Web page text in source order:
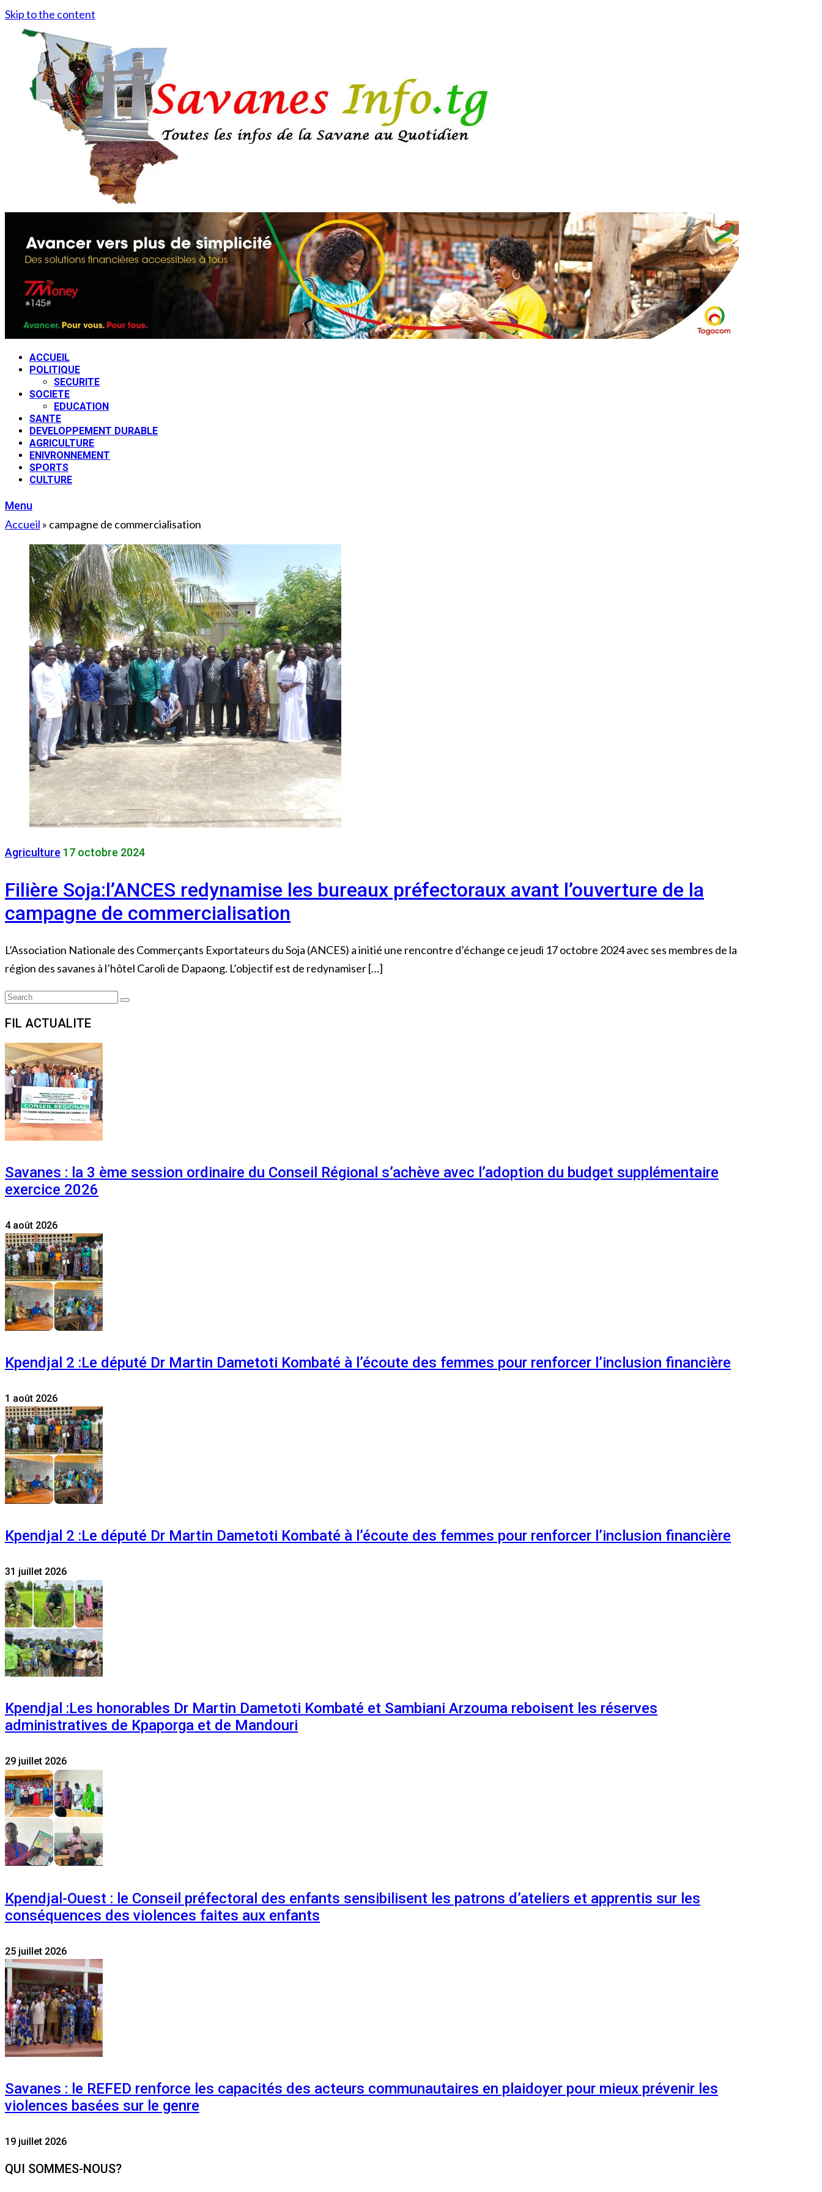
Skip to the content
ACCUEIL
POLITIQUE
SECURITE
SOCIETE
EDUCATION
SANTE
DEVELOPPEMENT DURABLE
AGRICULTURE
ENIVRONNEMENT
SPORTS
CULTURE
Menu
Accueil » campagne de commercialisation
Agriculture 17 octobre 2024
Filière Soja:l’ANCES redynamise les bureaux préfectoraux avant l’ouverture de la
campagne de commercialisation
L’Association Nationale des Commerçants Exportateurs du Soja (ANCES) a initié une rencontre d’échange ce jeudi 17 octobre 2024 avec ses membres de la
région des savanes à l’hôtel Caroli de Dapaong. L’objectif est de redynamiser […]
Search
Search
FIL ACTUALITE
Savanes : la 3 ème session ordinaire du Conseil Régional s’achève avec l’adoption du budget supplémentaire
exercice 2026
4 août 2026
Kpendjal 2 :Le député Dr Martin Dametoti Kombaté à l’écoute des femmes pour renforcer l’inclusion financière
1 août 2026
Kpendjal 2 :Le député Dr Martin Dametoti Kombaté à l’écoute des femmes pour renforcer l’inclusion financière
31 juillet 2026
Kpendjal :Les honorables Dr Martin Dametoti Kombaté et Sambiani Arzouma reboisent les réserves
administratives de Kpaporga et de Mandouri
29 juillet 2026
Kpendjal-Ouest : le Conseil préfectoral des enfants sensibilisent les patrons d’ateliers et apprentis sur les
conséquences des violences faites aux enfants
25 juillet 2026
Savanes : le REFED renforce les capacités des acteurs communautaires en plaidoyer pour mieux prévenir les
violences basées sur le genre
19 juillet 2026
QUI SOMMES-NOUS?